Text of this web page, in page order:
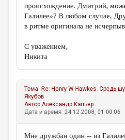
происхождение. Дмитрий,
Галилее»? В любом случае,
в ритме оригинала не
С уважением,
Никита
Тема: Re: Henry W Hawkes. Средь
Якубов
АвторАлександр Капьяр
Дата и время: 24.12.2008, 01:00:06
Мне дружбан один -- из